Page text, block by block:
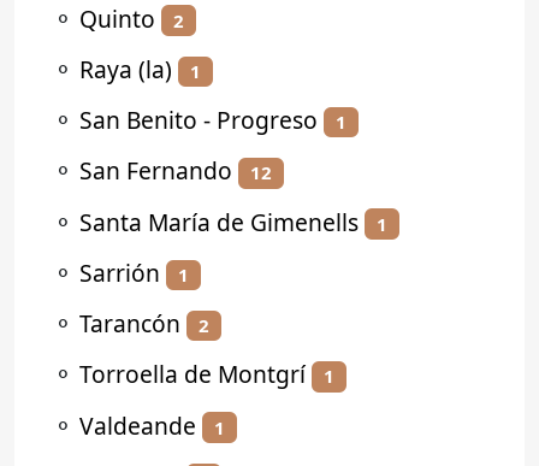
⚬ Quinto 2
⚬ Raya (la) 1
⚬ San Benito - Progreso 1
⚬ San Fernando 12
⚬ Santa María de Gimenells 1
⚬ Sarrión 1
⚬ Tarancón 2
⚬ Torroella de Montgrí 1
⚬ Valdeande 1